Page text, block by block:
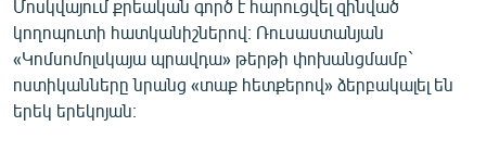
ՏԱՐԱԾԱՇՐՋԱՆ
ՄԻՋԱԶԳԱՅԻՆ
ՄՇԱԿՈՒՅԹ
ՍՊՈՐՏ
Մոսկվայում քրեական գործ է հարուցվել զինված
կողոպուտի հատկանիշներով։ Ռուսաստանյան
«Կոմսոմոլսկայա պրավդա» թերթի փոխանցմամբ`
ոստիկանները նրանց «տաք հետքերով» ձերբակալել են
երեկ երեկոյան։